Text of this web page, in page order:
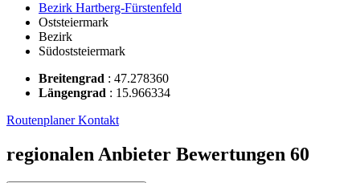
Bezirk Hartberg-Fürstenfeld
Oststeiermark
Bezirk
Südoststeiermark
Breitengrad : 47.278360
Längengrad : 15.966334
RoutenplanerKontakt
regionalen Anbieter Bewertungen 60